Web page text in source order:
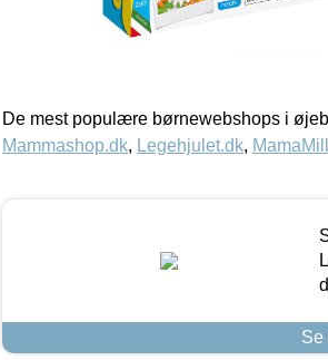
De mest populære børnewebshops i
Mammashop.dk, Legehjulet.dk,
Se